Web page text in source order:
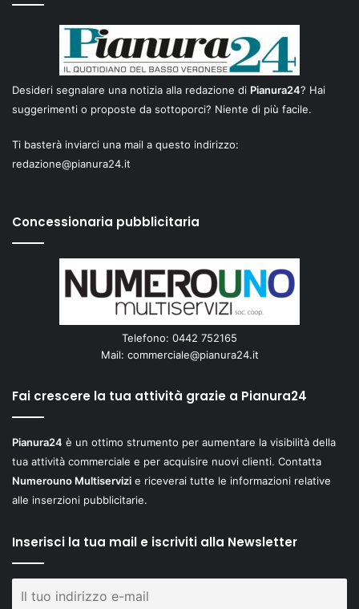
Desideri segnalare una notizia alla redazione di Pianura24? Hai
suggerimenti o proposte da sottoporci? Niente di più facile.
Ti basterà inviarci una mail a questo indirizzo:
redazione@pianura24.it
Concessionaria pubblicitaria
Telefono: 0442 752165
Mail: commerciale@pianura24.it
Fai crescere la tua attività grazie a Pianura24
Pianura24 è un ottimo strumento per aumentare la visibilità della
tua attività commerciale e per acquisire nuovi clienti. Contatta
Numerouno Multiservizi e riceverai tutte le informazioni relative
alle inserzioni pubblicitarie.
Inserisci la tua mail e iscriviti alla Newsletter